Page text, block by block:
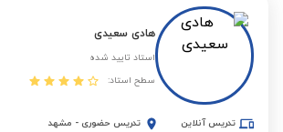
هادی سعیدی
استاد تایید شده
سطح استاد:
تدریس آنلاین تدریس حضوری - مشهد